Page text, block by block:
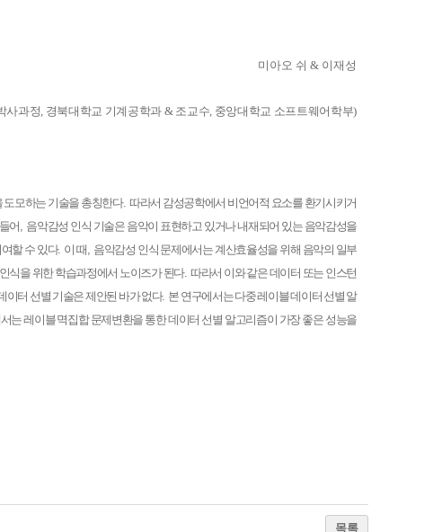
미아오 쉬 & 이재성
사과정, 경북대학교 기계공학과 & 조교수, 중앙대학교 소프트웨어학부)
도모하는 기술을 총칭한다. 따라서 감성공학에서 비언어적 요소를 환기시키거
어, 음악감성 인식 기술은 음악이 표현하고 있거나 내재되어 있는 음악감성을
할 수 있다. 이 때, 음악감성 인식 문제에서는 계산효율성을 위해 음악의 일부
식을 위한 학습과정에서 노이즈가 된다. 따라서 이와 같은 데이터 또는 인스턴
이터 선별 기술은 제안된 바가 없다. 본 연구에서는 다중 레이블 데이터 선별 알
는 레이블 멱집합 문제변환을 통한 데이터 선별 알고리즘이 가장 좋은 성능을
목록